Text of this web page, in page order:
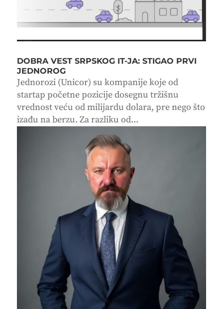
DOBRA VEST SRPSKOG IT-JA: STIGAO PRVI
JEDNOROG
Jednorozi (Unicor) su kompanije koje od
startap početne pozicije dosegnu tržišnu
vrednost veću od milijardu dolara, pre nego što
izađu na berzu. Za razliku od...